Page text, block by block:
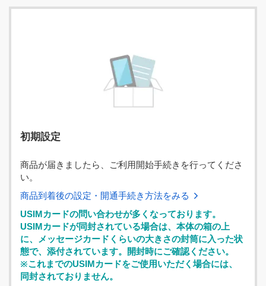
初期設定
商品が届きましたら、ご利用開始手続きを行ってくださ
い。
商品到着後の設定・開通手続き方法をみる
USIMカードの問い合わせが多くなっております。
USIMカードが同封されている場合は、本体の箱の上
に、メッセージカードくらいの大きさの封筒に入った状
態で、添付されています。開封時にご確認ください。
※これまでのUSIMカードをご使用いただく場合には、
同封されておりません。